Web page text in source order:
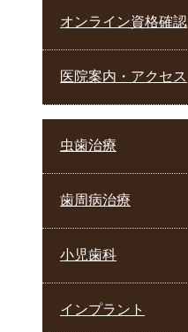
オンライン資格確認
医院案内・アクセス
虫歯治療
歯周病治療
小児歯科
インプラント